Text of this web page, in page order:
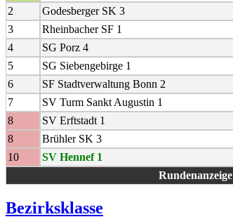
2
Godesberger SK 3
3
Rheinbacher SF 1
4
SG Porz 4
5
SG Siebengebirge 1
6
SF Stadtverwaltung Bonn 2
7
SV Turm Sankt Augustin 1
8
SV Erftstadt 1
8
Brühler SK 3
10
SV Hennef 1
Rundenanzeige
Bezirksklasse